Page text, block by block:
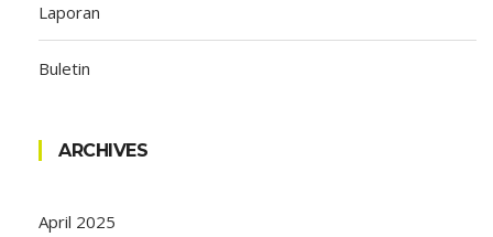
Laporan
Buletin
ARCHIVES
April 2025